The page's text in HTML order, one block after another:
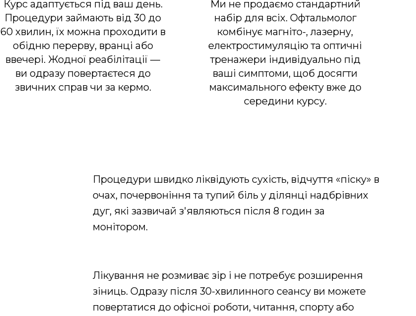
Курс адаптується під ваш день.
Процедури займають від 30 до
60 хвилин, їх можна проходити в
обідню перерву, вранці або
ввечері. Жодної реабілітації —
ви одразу повертаєтеся до
звичних справ чи за кермо.
Ми не продаємо стандартний
набір для всіх. Офтальмолог
комбінує магніто-, лазерну,
електростимуляцію та оптичні
тренажери індивідуально під
ваші симптоми, щоб досягти
максимального ефекту вже до
середини курсу.
Процедури швидко ліквідують сухість, відчуття «піску» в
очах, почервоніння та тупий біль у ділянці надбрівних
дуг, які зазвичай з'являються після 8 годин за
монітором.
Лікування не розмиває зір і не потребує розширення
зіниць. Одразу після 30-хвилинного сеансу ви можете
повертатися до офісної роботи, читання, спорту або